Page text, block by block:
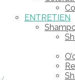
ENTRETIEN